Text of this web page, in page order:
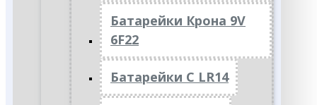
Батарейки Крона 9V
6F22
Батарейки C LR14